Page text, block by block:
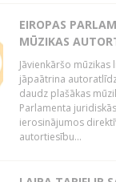
EIROPAS
MŪZIKAS
Jāvienkāršo
jāpaātrina
daudz plašākas
Parlamenta
ierosinājumos
autortiesību...